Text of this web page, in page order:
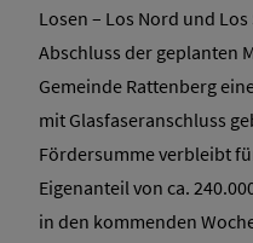
Losen – Los Nord und
Abschluss der geplanten
Gemeinde Rattenberg
mit Glasfaseranschluss
Fördersumme verbleibt
Eigenanteil von ca.
in den kommenden